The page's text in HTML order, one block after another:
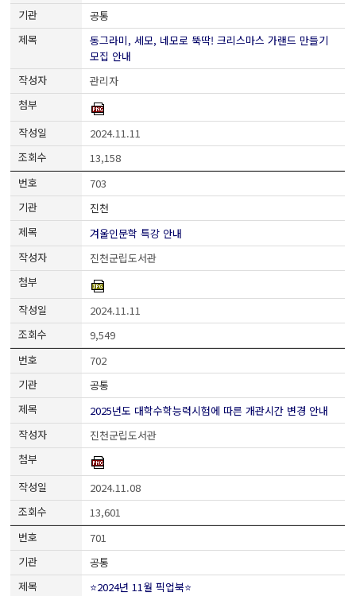
공통
동그라미, 세모, 네모로 뚝딱! 크리스마스 가랜드 만들기
모집 안내
관리자
2024.11.11
13,158
703
진천
겨울인문학 특강 안내
진천군립도서관
2024.11.11
9,549
702
공통
2025년도 대학수학능력시험에 따른 개관시간 변경 안내
진천군립도서관
2024.11.08
13,601
701
공통
⭐2024년 11월 픽업북⭐